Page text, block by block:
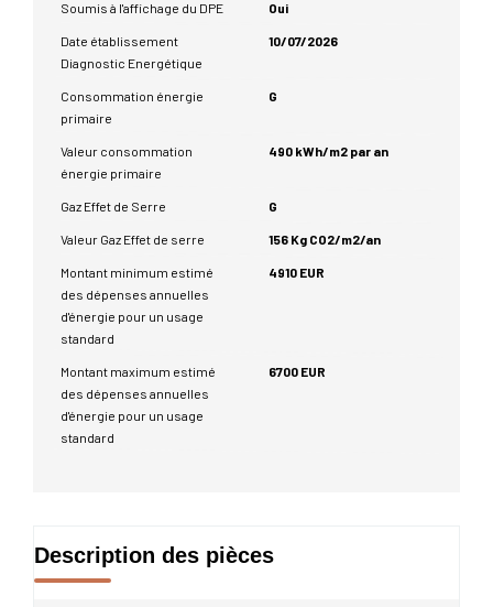
Soumis à l'affichage du DPE Oui
Date établissement
Diagnostic Energétique
10/07/2026
Consommation énergie
primaire
G
Valeur consommation
énergie primaire
490 kWh/m2 par an
Gaz Effet de Serre G
Valeur Gaz Effet de serre 156 Kg CO2/m2/an
Montant minimum estimé
des dépenses annuelles
d'énergie pour un usage
standard
4910 EUR
Montant maximum estimé
des dépenses annuelles
d'énergie pour un usage
standard
6700 EUR
Description des pièces